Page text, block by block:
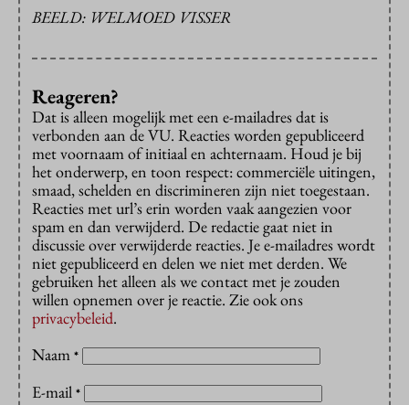
BEELD: WELMOED VISSER
Reageren?
Dat is alleen mogelijk met een e-mailadres dat is
verbonden aan de VU. Reacties worden gepubliceerd
met voornaam of initiaal en achternaam. Houd je bij
het onderwerp, en toon respect: commerciële uitingen,
smaad, schelden en discrimineren zijn niet toegestaan.
Reacties met url’s erin worden vaak aangezien voor
spam en dan verwijderd. De redactie gaat niet in
discussie over verwijderde reacties. Je e-mailadres wordt
niet gepubliceerd en delen we niet met derden. We
gebruiken het alleen als we contact met je zouden
willen opnemen over je reactie. Zie ook ons
privacybeleid.
Naam *
E-mail *